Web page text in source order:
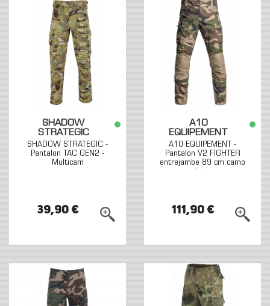
SHADOW
STRATEGIC
SHADOW STRATEGIC -
Pantalon TAC GEN2 -
Multicam
39,90 €
A10
EQUIPEMENT
A10 EQUIPEMENT -
Pantalon V2 FIGHTER
entrejambe 89 cm camo
111,90 €